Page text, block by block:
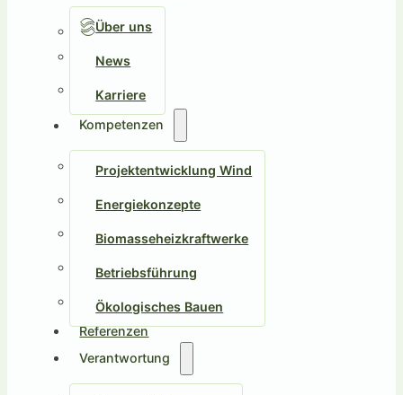
Über uns
News
Karriere
Kompetenzen
Projektentwicklung Wind
Energiekonzepte
Biomasseheizkraftwerke
Betriebsführung
Ökologisches Bauen
Referenzen
Verantwortung